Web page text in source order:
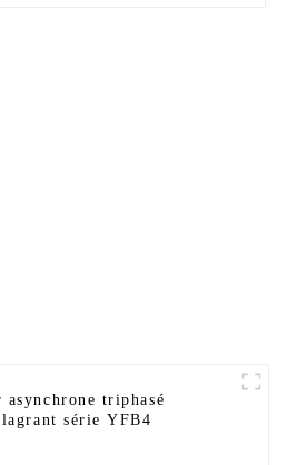
asynchrone triphasé
série YFB4